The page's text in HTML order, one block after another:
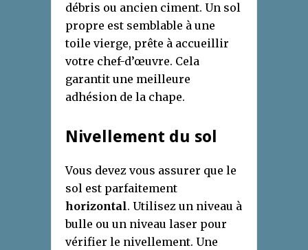
débris ou ancien ciment. Un sol
propre est semblable à une
toile vierge, prête à accueillir
votre chef-d’œuvre. Cela
garantit une meilleure
adhésion de la chape.
Nivellement du sol
Vous devez vous assurer que le
sol est parfaitement
horizontal. Utilisez un niveau à
bulle ou un niveau laser pour
vérifier le nivellement. Une